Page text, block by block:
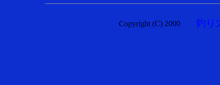
Copyright (C) 2000 釣り